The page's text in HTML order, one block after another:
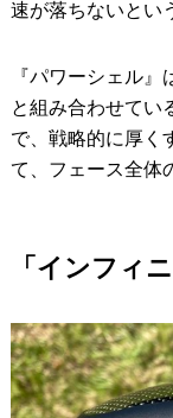
速が落ちないとい
『パワーシェル』
と組み合わせてい
で、戦略的に厚く
て、フェース全体
「インフィ